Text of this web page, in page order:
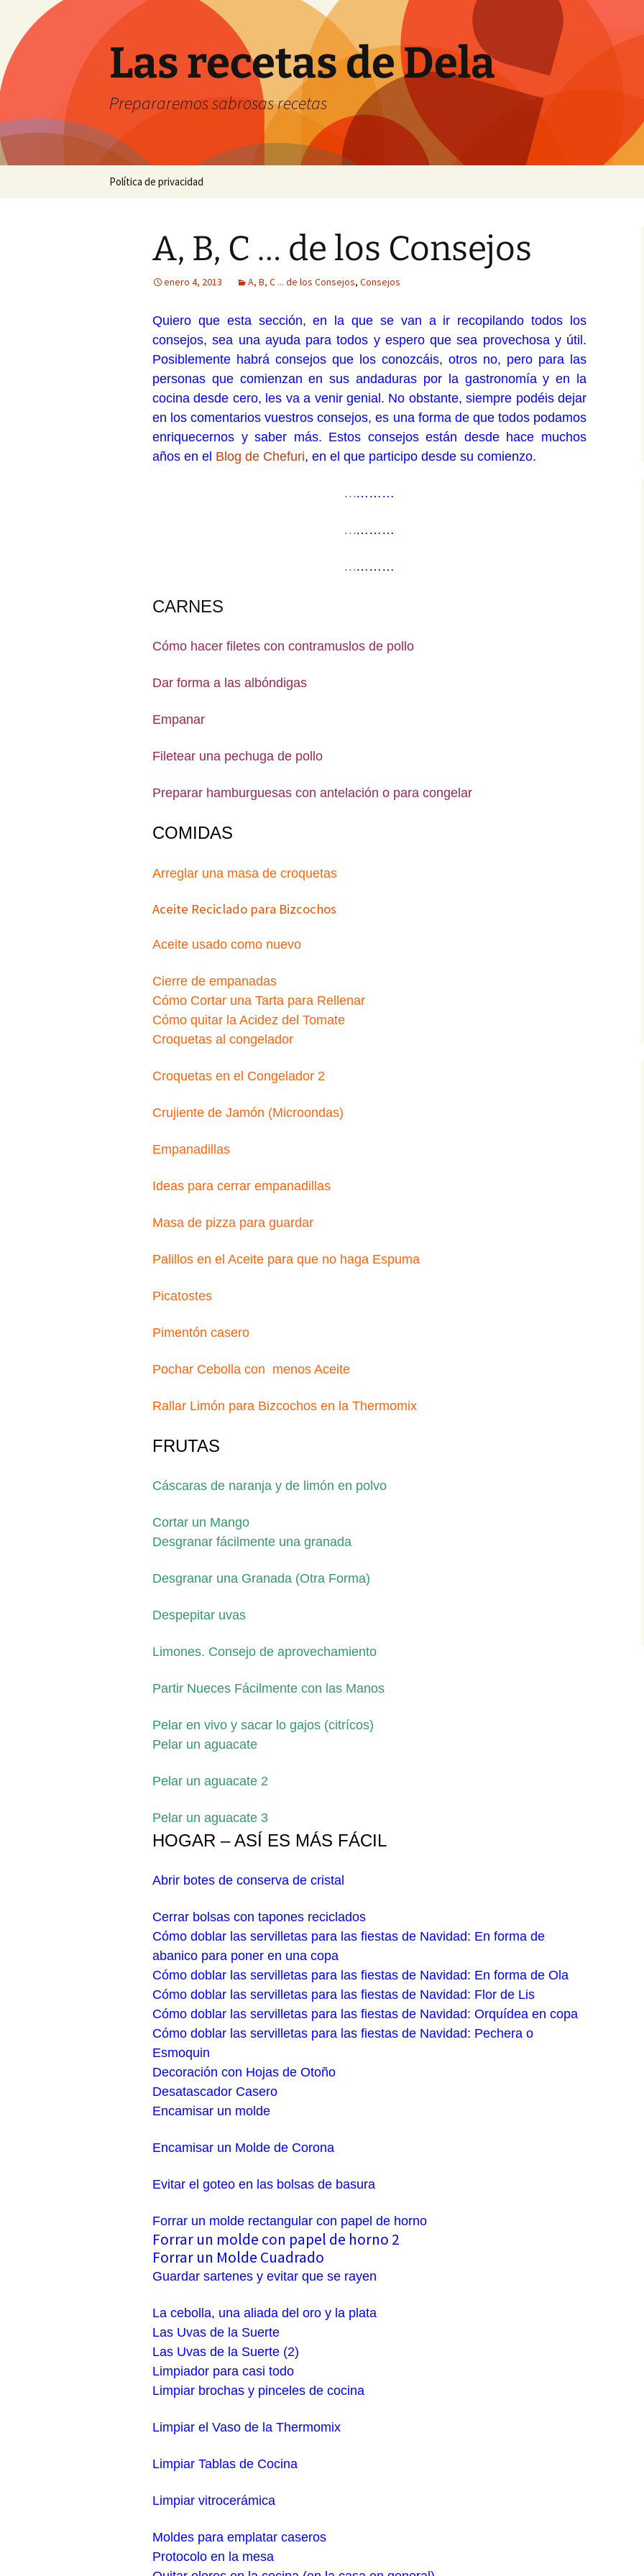
contenido
Las recetas de Dela
Prepararemos sabrosas recetas
Política de privacidad
A, B, C … de los Consejos
enero 4, 2013 A, B, C ... de los Consejos, Consejos
Quiero que esta sección, en la que se van a ir recopilando todos los
consejos, sea una ayuda para todos y espero que sea provechosa y útil.
Posiblemente habrá consejos que los conozcáis, otros no, pero para las
personas que comienzan en sus andaduras por la gastronomía y en la
cocina desde cero, les va a venir genial. No obstante, siempre podéis dejar
en los comentarios vuestros consejos, es una forma de que todos podamos
enriquecernos y saber más. Estos consejos están desde hace muchos
años en el Blog de Chefuri, en el que participo desde su comienzo.
…………
…………
…………
CARNES
Cómo hacer filetes con contramuslos de pollo
Dar forma a las albóndigas
Empanar
Filetear una pechuga de pollo
Preparar hamburguesas con antelación o para congelar
COMIDAS
Arreglar una masa de croquetas
Aceite Reciclado para Bizcochos
Aceite usado como nuevo
Cierre de empanadas
Cómo Cortar una Tarta para Rellenar
Cómo quitar la Acidez del Tomate
Croquetas al congelador
Croquetas en el Congelador 2
Crujiente de Jamón (Microondas)
Empanadillas
Ideas para cerrar empanadillas
Masa de pizza para guardar
Palillos en el Aceite para que no haga Espuma
Picatostes
Pimentón casero
Pochar Cebolla con menos Aceite
Rallar Limón para Bizcochos en la Thermomix
FRUTAS
Cáscaras de naranja y de limón en polvo
Cortar un Mango
Desgranar fácilmente una granada
Desgranar una Granada (Otra Forma)
Despepitar uvas
Limones. Consejo de aprovechamiento
Partir Nueces Fácilmente con las Manos
Pelar en vivo y sacar lo gajos (citrícos)
Pelar un aguacate
Pelar un aguacate 2
Pelar un aguacate 3
HOGAR – ASÍ ES MÁS FÁCIL
Abrir botes de conserva de cristal
Cerrar bolsas con tapones reciclados
Cómo doblar las servilletas para las fiestas de Navidad: En forma de
abanico para poner en una copa
Cómo doblar las servilletas para las fiestas de Navidad: En forma de Ola
Cómo doblar las servilletas para las fiestas de Navidad: Flor de Lis
Cómo doblar las servilletas para las fiestas de Navidad: Orquídea en copa
Cómo doblar las servilletas para las fiestas de Navidad: Pechera o
Esmoquin
Decoración con Hojas de Otoño
Desatascador Casero
Encamisar un molde
Encamisar un Molde de Corona
Evitar el goteo en las bolsas de basura
Forrar un molde rectangular con papel de horno
Forrar un molde con papel de horno 2
Forrar un Molde Cuadrado
Guardar sartenes y evitar que se rayen
La cebolla, una aliada del oro y la plata
Las Uvas de la Suerte
Las Uvas de la Suerte (2)
Limpiador para casi todo
Limpiar brochas y pinceles de cocina
Limpiar el Vaso de la Thermomix
Limpiar Tablas de Cocina
Limpiar vitrocerámica
Moldes para emplatar caseros
Protocolo en la mesa